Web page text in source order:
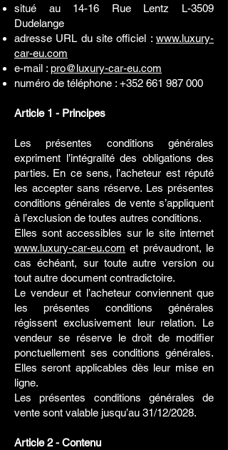
situé au 14-16 Rue Lentz L-3509
Dudelange
adresse URL du site officiel : www.luxury-
car-eu.com
e-mail : pro@luxury-car-eu.com
numéro de téléphone : +352 661 987 000
Article 1 - Principes
Les présentes conditions générales
expriment l’intégralité des obligations des
parties. En ce sens, l’acheteur est réputé
les accepter sans réserve. Les présentes
conditions générales de vente s’appliquent
à l’exclusion de toutes autres conditions.
Elles sont accessibles sur le site internet
www.luxury-car-eu.com et prévaudront, le
cas échéant, sur toute autre version ou
tout autre document contradictoire.
Le vendeur et l’acheteur conviennent que
les présentes conditions générales
régissent exclusivement leur relation. Le
vendeur se réserve le droit de modifier
ponctuellement ses conditions générales.
Elles seront applicables dès leur mise en
ligne.
Les présentes conditions générales de
vente sont valable jusqu’au 31/12/2028.
Article 2 - Contenu